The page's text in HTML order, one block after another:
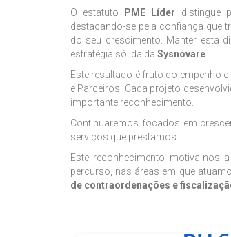
O estatuto PME Líder distingue
destacando-se pela confiança que
do seu crescimento. Manter esta
estratégia sólida da Sysnovare
Este resultado é fruto do empenho
e Parceiros. Cada projeto
importante reconhecimento.
Continuaremos focados em
serviços que prestamos.
Este reconhecimento motiva-
percurso, nas áreas em que
de contraordenações e